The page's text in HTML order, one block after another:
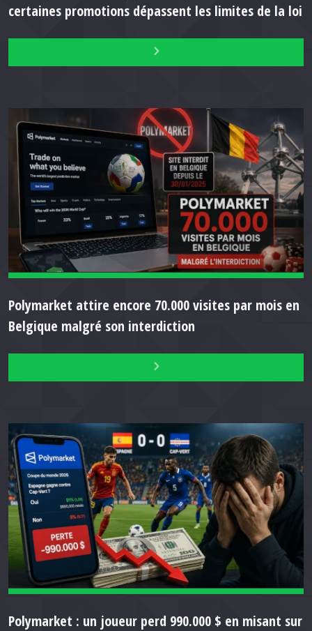
certaines promotions dépassent les limites de la loi
Polymarket attire encore 70.000 visites par mois en
Belgique malgré son interdiction
Polymarket : un joueur perd 990.000 $ en misant sur